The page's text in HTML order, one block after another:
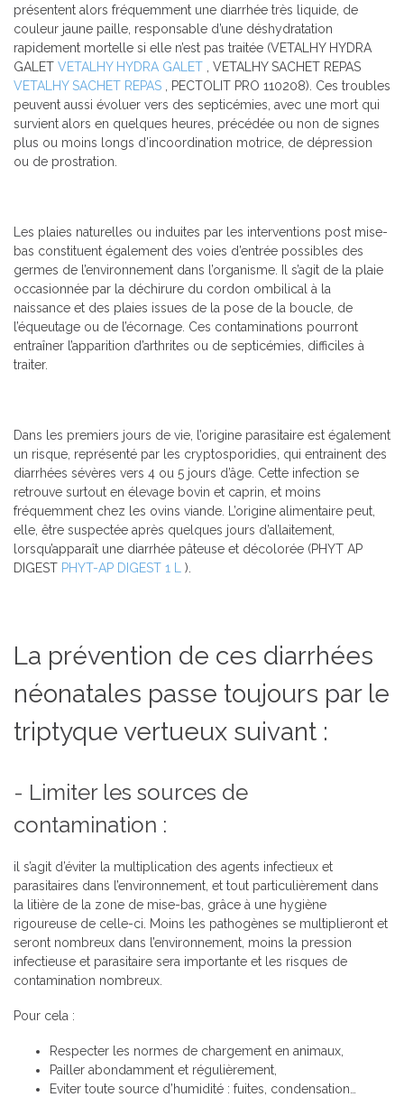
présentent alors fréquemment une diarrhée très liquide, de
couleur jaune paille, responsable d’une déshydratation
rapidement mortelle si elle n’est pas traitée (VETALHY HYDRA
GALET VETALHY HYDRA GALET , VETALHY SACHET REPAS
VETALHY SACHET REPAS , PECTOLIT PRO 110208). Ces troubles
peuvent aussi évoluer vers des septicémies, avec une mort qui
survient alors en quelques heures, précédée ou non de signes
plus ou moins longs d’incoordination motrice, de dépression
ou de prostration.
Les plaies naturelles ou induites par les interventions post mise-
bas constituent également des voies d’entrée possibles des
germes de l’environnement dans l’organisme. Il s’agit de la plaie
occasionnée par la déchirure du cordon ombilical à la
naissance et des plaies issues de la pose de la boucle, de
l’équeutage ou de l’écornage. Ces contaminations pourront
entraîner l’apparition d’arthrites ou de septicémies, difficiles à
traiter.
Dans les premiers jours de vie, l’origine parasitaire est également
un risque, représenté par les cryptosporidies, qui entrainent des
diarrhées sévères vers 4 ou 5 jours d’âge. Cette infection se
retrouve surtout en élevage bovin et caprin, et moins
fréquemment chez les ovins viande. L’origine alimentaire peut,
elle, être suspectée après quelques jours d’allaitement,
lorsqu’apparaît une diarrhée pâteuse et décolorée (PHYT AP
DIGEST PHYT-AP DIGEST 1 L ).
La prévention de ces diarrhées
néonatales passe toujours par le
triptyque vertueux suivant :
- Limiter les sources de
contamination :
il s’agit d’éviter la multiplication des agents infectieux et
parasitaires dans l’environnement, et tout particulièrement dans
la litière de la zone de mise-bas, grâce à une hygiène
rigoureuse de celle-ci. Moins les pathogènes se multiplieront et
seront nombreux dans l’environnement, moins la pression
infectieuse et parasitaire sera importante et les risques de
contamination nombreux.
Pour cela :
Respecter les normes de chargement en animaux,
Pailler abondamment et régulièrement,
Eviter toute source d’humidité : fuites, condensation…